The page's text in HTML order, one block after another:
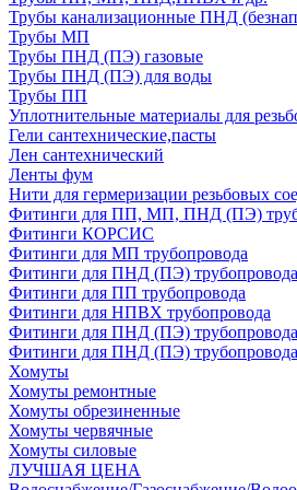
Трубы канализационные ПНД
Трубы МП
Трубы ПНД (ПЭ) газовые
Трубы ПНД (ПЭ) для воды
Трубы ПП
Уплотнительные материалы для
Гели сантехнические,пасты
Лен сантехнический
Ленты фум
Нити для гермеризации резьбовых
Фитинги для ПП, МП, ПНД (ПЭ)
Фитинги КОРСИС
Фитинги для МП трубопровода
Фитинги для ПНД (ПЭ) трубопровода
Фитинги для ПП трубопровода
Фитинги для НПВХ трубопровода
Фитинги для ПНД (ПЭ)
Фитинги для ПНД (ПЭ) трубопровода
Хомуты
Хомуты ремонтные
Хомуты обрезиненные
Хомуты червячные
Хомуты силовые
ЛУЧШАЯ ЦЕНА